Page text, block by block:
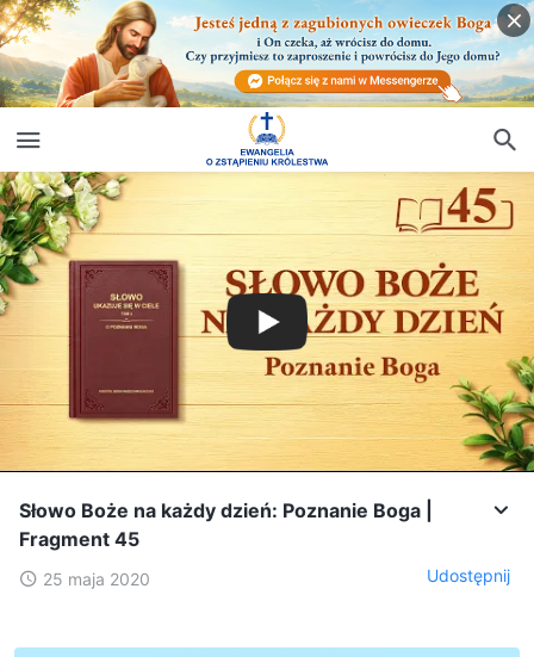
Słowo Boże na każdy dzień: Poznanie Boga |
Fragment 45
25 maja 2020 Udostępnij